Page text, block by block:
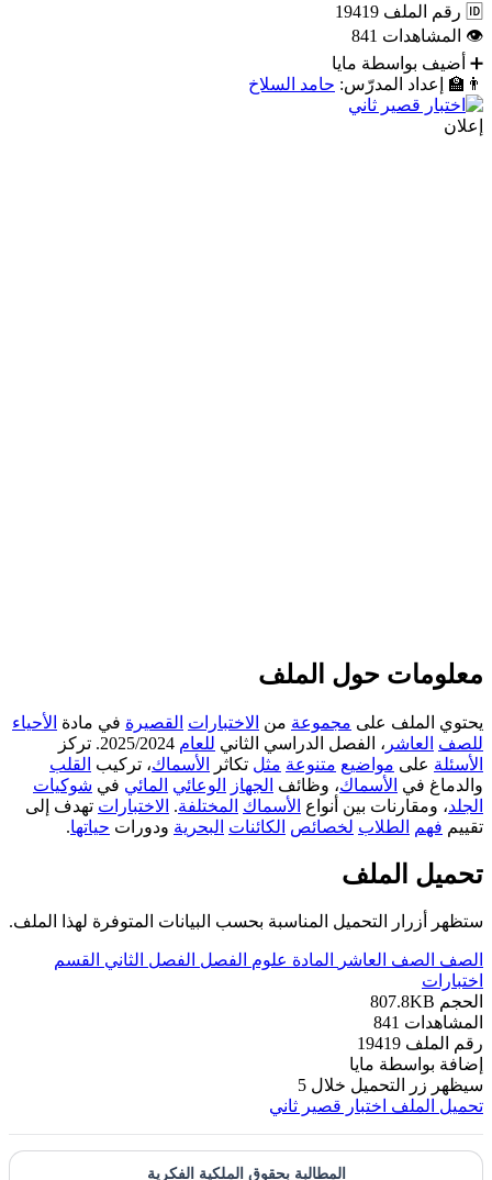
🆔 رقم الملف 19419
👁
المشاهدات 841
➕
أضيف بواسطة مايا
👨‍🏫
إعداد المدرّس: حامد السلاخ
إعلان
معلومات حول الملف
يحتوي الملف على مجموعةمن الاختبارات القصيرةفي مادة الأحياء
للصف
العاشر ، الفصل الدراسي الثاني للعام2025/2024. تركز
الأسئلةعلى مواضيع متنوعة مثلتكاثر الأسماك، تركيب القلب
والدماغ في الأسماك، وظائف الجهاز الوعائي المائيفي شوكيات
الجلد، ومقارنات بين أنواع الأسماك المختلفة. الاختباراتتهدف إلى
تقييم فهم الطلاب لخصائص الكائنات البحريةودورات حياتها.
تحميل الملف
ستظهر أزرار التحميل المناسبة بحسب البيانات المتوفرة لهذا الملف.
الصف الصف العاشر المادة علوم الفصل الفصل الثاني
القسم
اختبارات
الحجم 807.8KB
المشاهدات 841
رقم الملف 19419
إضافة بواسطة مايا
سيظهر زر التحميل خلال 5
تحميل الملف
اختبار قصير ثاني
المطالبة بحقوق الملكية الفكرية